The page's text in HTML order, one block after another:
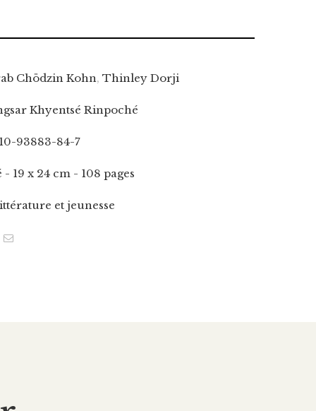
Chödzin Kohn,Thinley Dorji
Khyentsé Rinpoché
93883-84-7
- 19 x 24 cm - 108 pages
et jeunesse